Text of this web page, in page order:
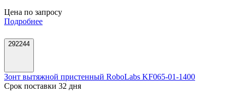
Цена по запросу
Подробнее
292244
Зонт вытяжной пристенный RoboLabs KF065-01-1400
Срок поставки 32 дня